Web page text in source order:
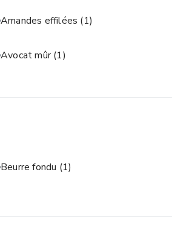
Amandes effilées (1)
Avocat mûr(1)
Beurre fondu (1)